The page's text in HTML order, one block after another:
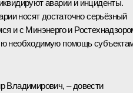
аварии и инциденты.
носят достаточно серьёзный
и с Минэнерго и
необходимую помощь
Владимирович, – довести